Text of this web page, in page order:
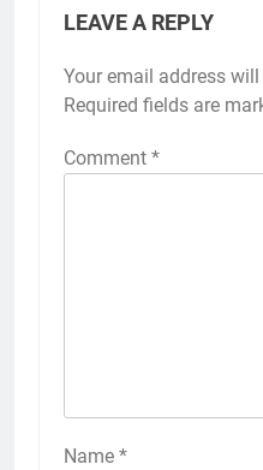
LEAVE A REPLY
Your email address
Required fields are
Comment *
Name *